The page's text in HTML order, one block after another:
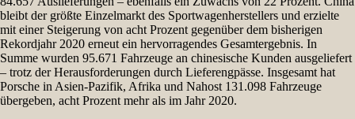
bleibt der größte Einzelmarkt des Sportwagenherstellers und erzielte
mit einer Steigerung von acht Prozent gegenüber dem bisherigen
Rekordjahr 2020 erneut ein hervorragendes Gesamtergebnis. In
Summe wurden 95.671 Fahrzeuge an chinesische Kunden ausgeliefert
– trotz der Herausforderungen durch Lieferengpässe. Insgesamt hat
Porsche in Asien-Pazifik, Afrika und Nahost 131.098 Fahrzeuge
übergeben, acht Prozent mehr als im Jahr 2020.